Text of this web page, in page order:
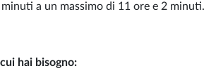
a un massimo di 11 ore e 2 minuti.
hai bisogno: